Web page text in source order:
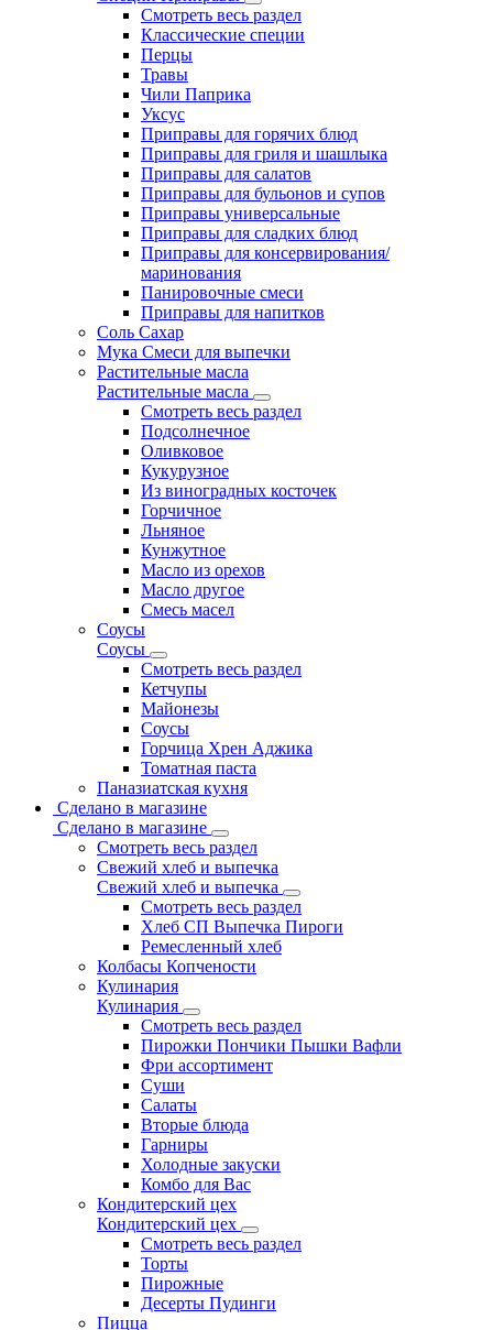
Смотреть весь раздел
Классические специи
Перцы
Травы
Чили Паприка
Уксус
Приправы для горячих блюд
Приправы для гриля и шашлыка
Приправы для салатов
Приправы для бульонов и супов
Приправы универсальные
Приправы для сладких блюд
Приправы для консервирования/
маринования
Панировочные смеси
Приправы для напитков
Соль Сахар
Мука Смеси для выпечки
Растительные масла
Растительные масла
Смотреть весь раздел
Подсолнечное
Оливковое
Кукурузное
Из виноградных косточек
Горчичное
Льняное
Кунжутное
Масло из орехов
Масло другое
Смесь масел
Соусы
Соусы
Смотреть весь раздел
Кетчупы
Майонезы
Соусы
Горчица Хрен Аджика
Томатная паста
Паназиатская кухня
Сделано в магазине
Сделано в магазине
Смотреть весь раздел
Свежий хлеб и выпечка
Свежий хлеб и выпечка
Смотреть весь раздел
Хлеб СП Выпечка Пироги
Ремесленный хлеб
Колбасы Копчености
Кулинария
Кулинария
Смотреть весь раздел
Пирожки Пончики Пышки Вафли
Фри ассортимент
Суши
Салаты
Вторые блюда
Гарниры
Холодные закуски
Комбо для Вас
Кондитерский цех
Кондитерский цех
Смотреть весь раздел
Торты
Пирожные
Десерты Пудинги
Пицца